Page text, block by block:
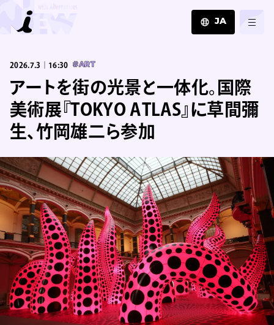
JA
ZH
2026.7.3｜16:30 #ART
アートを街の光景と一体化。国際
美術展『TOKYO ATLAS』に草間彌
生、竹岡雄二ら参加